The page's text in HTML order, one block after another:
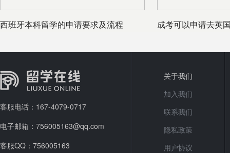
西班牙本科留学的申请要求及流程 成考可以申请去英
客服电话：167-4079-0717
电子邮箱：756005163@qq.com
客服QQ：756005163
关于我们
加入我们
联系我们
隐私政策
用户协议